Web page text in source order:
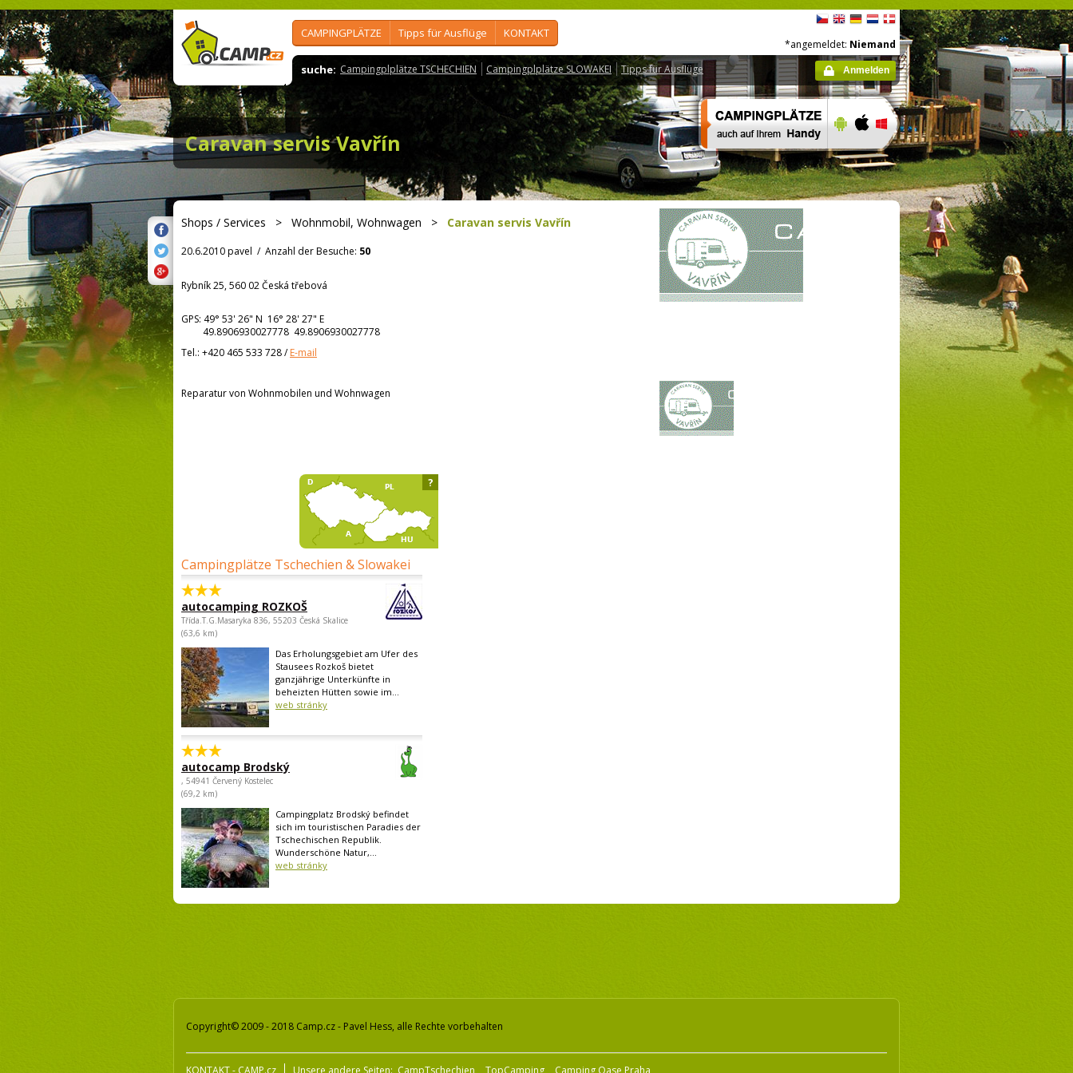
CAMPINGPLÄTZE Tipps für Ausflüge KONTAKT
suche: Campingplplätze TSCHECHIEN Campingplplätze SLOWAKEI Tipps für Ausflüge
*angemeldet: Niemand
Anmelden
Caravan servis Vavřín
Shops / Services > Wohnmobil, Wohnwagen > Caravan servis Vavřín
20.6.2010 pavel / Anzahl der Besuche: 50
Rybník 25, 560 02 Česká třebová
GPS: 49° 53' 26" N 16° 28' 27" E
49.8906930027778 49.8906930027778
Tel.: +420 465 533 728/E-mail
Reparatur von Wohnmobilen und Wohnwagen
Campingplätze Tschechien & Slowakei
autocamping ROZKOŠ
Třída.T.G.Masaryka 836, 55203 Česká Skalice
(63,6 km)
Das Erholungsgebiet am Ufer des
Stausees Rozkoš bietet
ganzjährige Unterkünfte in
beheizten Hütten sowie im...
web stránky
autocamp Brodský
, 54941 Červený Kostelec
(69,2 km)
Campingplatz Brodský befindet
sich im touristischen Paradies der
Tschechischen Republik.
Wunderschöne Natur,...
web stránky
?
Copyright© 2009 - 2018 Camp.cz - Pavel Hess, alle Rechte vorbehalten
KONTAKT - CAMP.cz Unsere andere Seiten: CampTschechien TopCamping Camping Oase Praha